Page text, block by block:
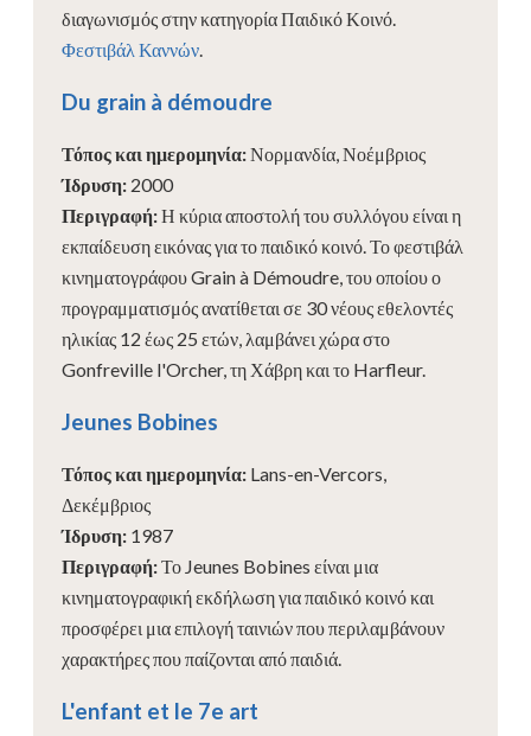
διαγωνισμός στην κατηγορία Παιδικό Κοινό.
Φεστιβάλ Καννών
Du grain à démoudre
Τόπος και ημερομηνία:Νορμανδία, Νοέμβριος
Ίδρυση: 2000
Περιγραφή:Η κύρια αποστολή του συλλόγου είναι η
εκπαίδευση εικόνας για το παιδικό κοινό. Το φεστιβάλ
κινηματογράφου Grain à Démoudre, του οποίου ο
προγραμματισμός ανατίθεται σε 30 νέους εθελοντές
ηλικίας 12 έως 25 ετών, λαμβάνει χώρα στο
Gonfreville l'Orcher, τη Χάβρη και το Harfleur.
Jeunes Bobines
Τόπος και ημερομηνία: Lans-en-Vercors,
Δεκέμβριος
Ίδρυση: 1987
Περιγραφή:Το Jeunes Bobines είναι μια
κινηματογραφική εκδήλωση για παιδικό κοινό και
προσφέρει μια επιλογή ταινιών που περιλαμβάνουν
χαρακτήρες που παίζονται από παιδιά.
L'enfant et le 7e art